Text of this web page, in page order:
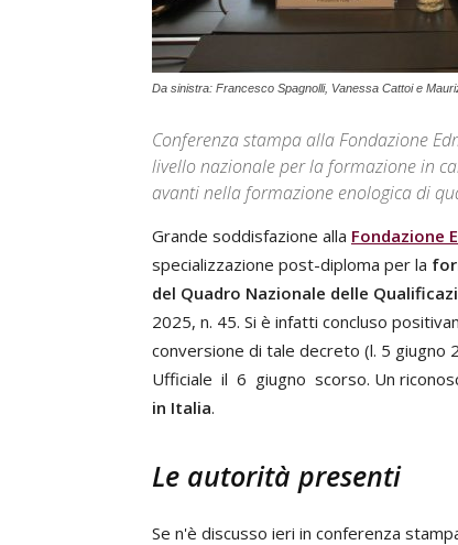
Da sinistra: Francesco Spagnolli, Vanessa Cattoi e
Conferenza stampa alla Fondazione
livello nazionale per la formazione in
avanti nella formazione enologica di
Grande soddisfazione alla Fondazione
specializzazione post-diploma per la
del Quadro Nazionale delle
2025, n. 45. Si è infatti concluso
conversione di tale decreto (l. 5
Ufficiale il 6 giugno scorso. Un
in Italia.
Le autorità presenti
Se n'è discusso ieri in conferenza